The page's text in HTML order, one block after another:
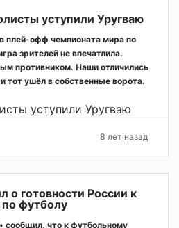
уступили Уругваю
плей-офф чемпионата мира по
зрителей не впечатлила.
противником. Наши отличились
тот ушёл в собственные ворота.
8 лет назад
о готовности России к
футболу
сообщил, что к футбольному